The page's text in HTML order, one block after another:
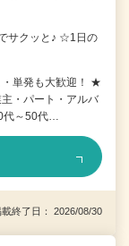
サクッと♪ ☆1日の
・単発も大歓迎！ ★
・パート・アルバ
代～50代…
終了日： 2026/08/30